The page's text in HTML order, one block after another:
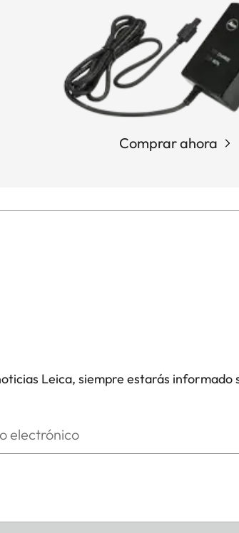
Comprar ahora
Leica, siempre estarás informado